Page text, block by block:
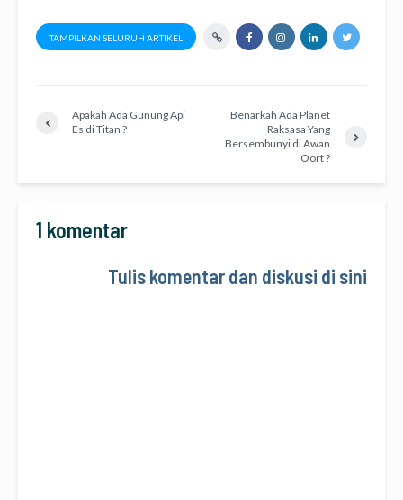
TAMPILKAN SELURUH ARTIKEL
Apakah Ada Gunung Api
Es di Titan ?
Benarkah Ada Planet
Raksasa Yang
Bersembunyi di Awan
Oort ?
1 komentar
Tulis komentar dan diskusi di sini